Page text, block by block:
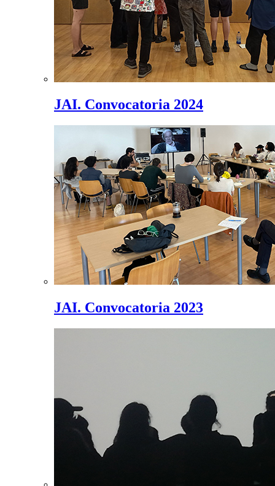
JAI. Convocatoria 2024
JAI. Convocatoria 2023